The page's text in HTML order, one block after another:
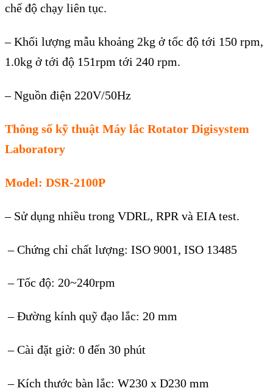
chế độ chạy liên tục.
– Khối lượng mẫu khoảng 2kg ở tốc độ tới 150 rpm,
1.0kg ở tới độ 151rpm tới 240 rpm.
– Nguồn điện 220V/50Hz
Thông số kỹ thuật Máy lắc Rotator Digisystem
Laboratory
Model: DSR-2100P
– Sử dụng nhiều trong VDRL, RPR và EIA test.
– Chứng chỉ chất lượng: ISO 9001, ISO 13485
– Tốc độ: 20~240rpm
– Đường kính quỹ đạo lắc: 20 mm
– Cài đặt giờ: 0 đến 30 phút
– Kích thước bàn lắc: W230 x D230 mm